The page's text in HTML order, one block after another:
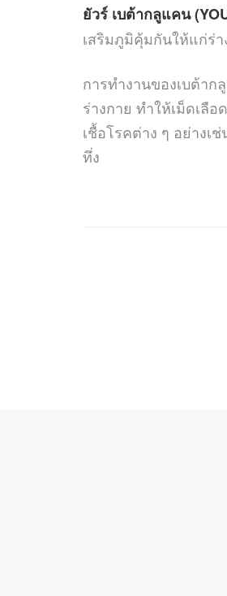
ยัวร์ เบต้ากลูแคน
เสริมภูมิคุ้มกันให้แก่ร่
การทำงานของเบต้าก
ร่างกาย ทำให้เม็ดเลื
เชื้อโรคต่าง ๆ อย่าง
ทึ่ง